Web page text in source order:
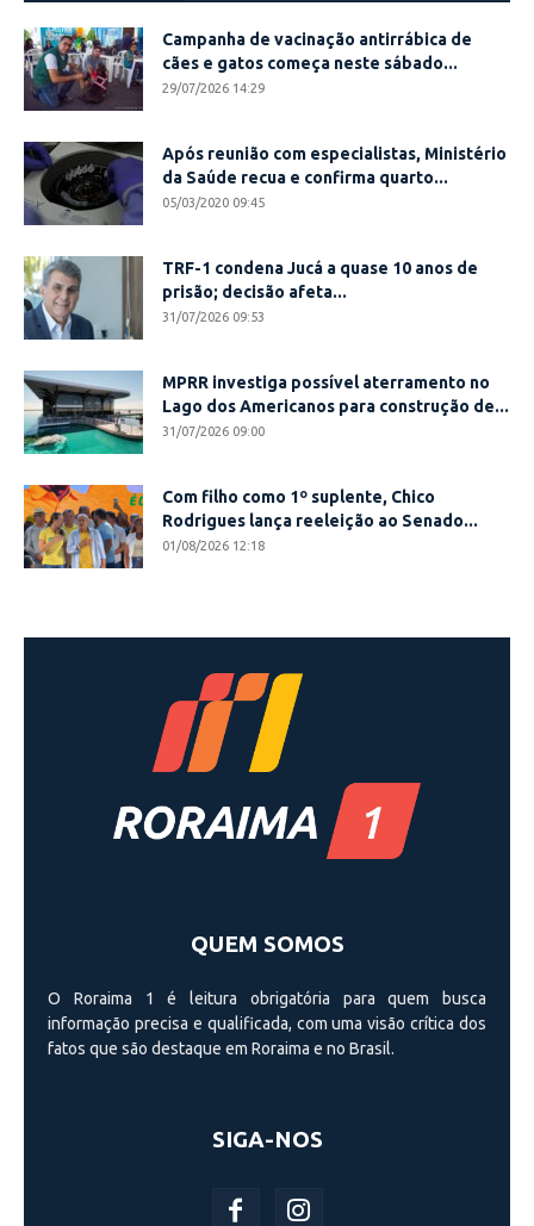
Campanha de vacinação antirrábica de
cães e gatos começa neste sábado...
29/07/2026 14:29
Após reunião com especialistas, Ministério
da Saúde recua e confirma quarto...
05/03/2020 09:45
TRF-1 condena Jucá a quase 10 anos de
prisão; decisão afeta...
31/07/2026 09:53
MPRR investiga possível aterramento no
Lago dos Americanos para construção de...
31/07/2026 09:00
Com filho como 1º suplente, Chico
Rodrigues lança reeleição ao Senado...
01/08/2026 12:18
QUEM SOMOS
O Roraima 1 é leitura obrigatória para quem busca
informação precisa e qualificada, com uma visão crí­tica dos
fatos que são destaque em Roraima e no Brasil.
SIGA-NOS